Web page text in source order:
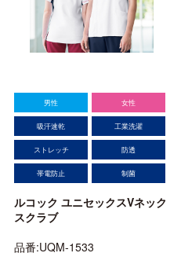
男性 女性
吸汗速乾 工業洗濯
ストレッチ 防透
帯電防止 制菌
ルコック ユニセックスVネック
スクラブ
品番:UQM-1533